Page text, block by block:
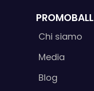
PROMOBALL
Chi siamo
Media
Blog